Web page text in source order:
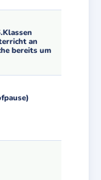
an
bereits um